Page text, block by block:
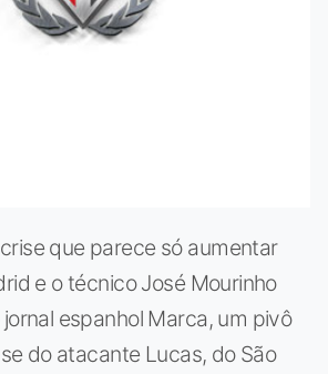
que parece só aumentar
e o técnico José Mourinho
espanhol Marca, um pivô
do atacante Lucas, do São